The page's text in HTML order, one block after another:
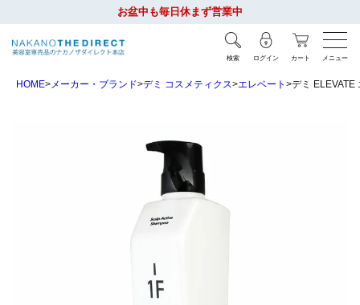
お盆中も毎日休まず営業中
検索 ログイン カート メニュー
HOME メーカー・ブランド デミ コスメティクス エレベート デミ ELEVATE